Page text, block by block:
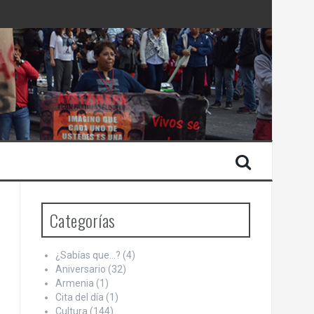
de Israel
Categorías
¿Sabías que…? (4)
Aniversario (32)
Armenia (1)
Cita del día (1)
Cultura (144)